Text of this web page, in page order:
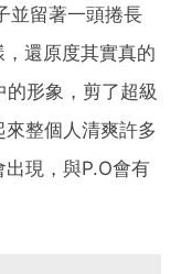
並留著一頭捲長
還原度其實真的
形象，剪了超級
整個人清爽許多
現，與P.O會有